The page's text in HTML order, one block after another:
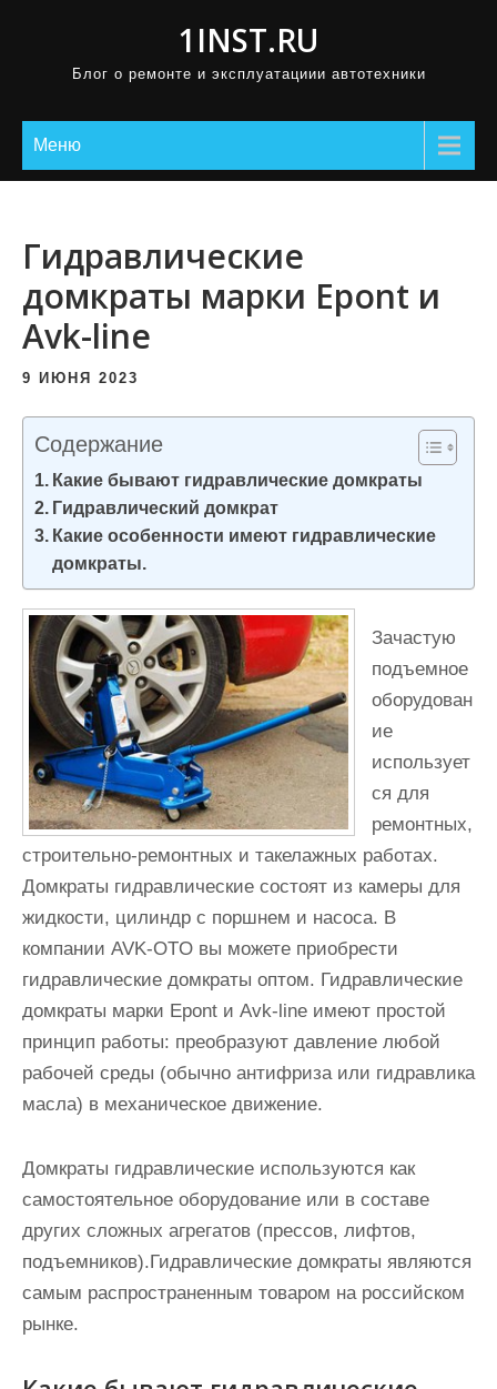
1INST.RU
Блог о ремонте и эксплуатациии автотехники
Меню
Гидравлические
домкраты марки Epont и
Avk-line
9 ИЮНЯ 2023
Содержание
Какие бывают гидравлические домкраты
Гидравлический домкрат
Какие особенности имеют гидравлические
домкраты.
Зачастую
подъемное
оборудован
ие
использует
ся для
ремонтных,
строительно-ремонтных и такелажных работах.
Домкраты гидравлические состоят из камеры для
жидкости, цилиндр с поршнем и насоса. В
компании AVK-OTO вы можете приобрести
гидравлические домкраты оптом. Гидравлические
домкраты марки Epont и Avk-line имеют простой
принцип работы: преобразуют давление любой
рабочей среды (обычно антифриза или гидравлика
масла) в механическое движение.
Домкраты гидравлические используются как
самостоятельное оборудование или в составе
других сложных агрегатов (прессов, лифтов,
подъемников).Гидравлические домкраты являются
самым распространенным товаром на российском
рынке.